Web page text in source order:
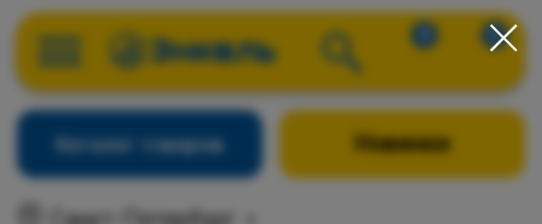
Каталог товаров Новинки
Санкт-Петербург